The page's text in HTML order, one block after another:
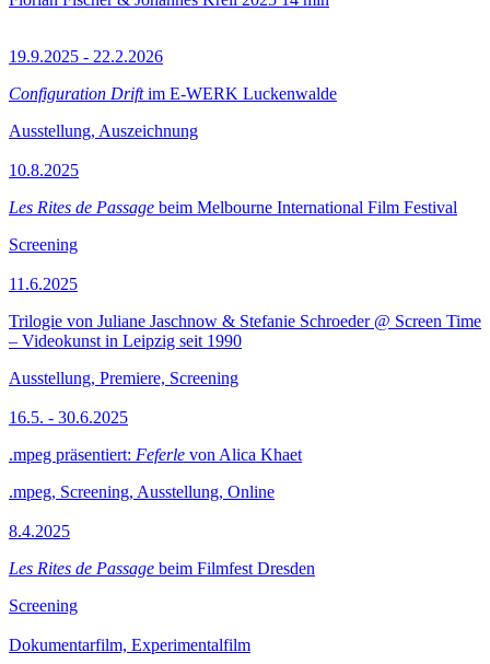
19.9.2025 - 22.2.2026
Configuration Driftim E-WERK Luckenwalde
Ausstellung, Auszeichnung
10.8.2025
Les Rites de Passage beim Melbourne International Film Festival
Screening
11.6.2025
Trilogie von Juliane Jaschnow & Stefanie Schroeder @ Screen Time
– Videokunst in Leipzig seit 1990
Ausstellung, Premiere, Screening
16.5. - 30.6.2025
.mpeg präsentiert: Feferle von Alica Khaet
.mpeg, Screening, Ausstellung, Online
8.4.2025
Les Rites de Passage beim Filmfest Dresden
Screening
Dokumentarfilm, Experimentalfilm